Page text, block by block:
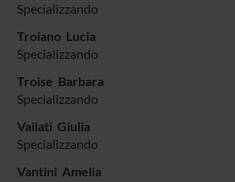
Specializzando
Troiano Lucia
Specializzando
Troise Barbara
Specializzando
Vailati Giulia
Specializzando
Vantini Amelia